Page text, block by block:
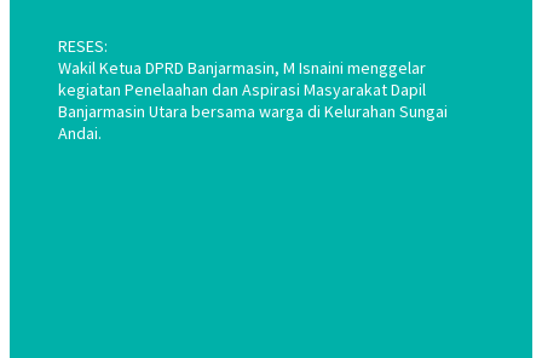
RESES:
Wakil Ketua DPRD Banjarmasin, M Isnaini menggelar
kegiatan Penelaahan dan Aspirasi Masyarakat Dapil
Banjarmasin Utara bersama warga di Kelurahan Sungai
Andai.